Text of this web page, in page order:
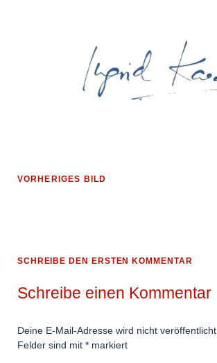
VORHERIGES BILD
SCHREIBE DEN ERSTEN KOMMENTAR
Schreibe einen Kommentar
Deine E-Mail-Adresse wird nicht veröffentlicht.
Felder sind mit *markiert